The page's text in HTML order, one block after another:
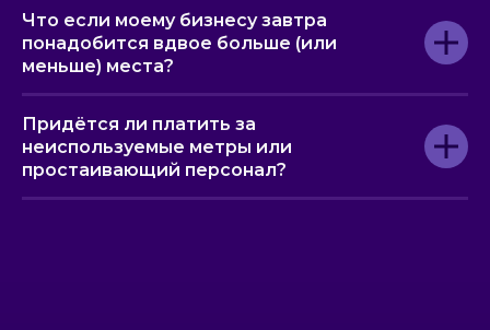
Что если моему бизнесу завтра
понадобится вдвое больше (или
меньше) места?
Придётся ли платить за
неиспользуемые метры или
простаивающий персонал?